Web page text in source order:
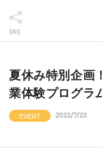
SNS
夏休み特別企画
業体験プログラ
EVENT 2022/7/23